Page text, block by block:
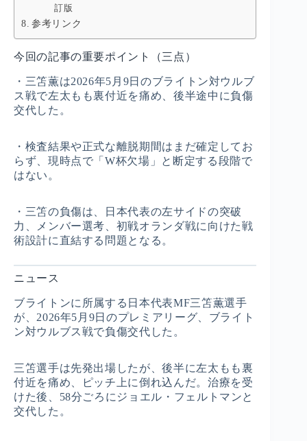
訂版
参考リンク
今回の記事の重要ポイント（三点）
・三笘薫は2026年5月9日のブライトン対ウルブ
ス戦で左太もも裏付近を痛め、後半途中に負傷
交代した。
・検査結果や正式な離脱期間はまだ確定してお
らず、現時点で「W杯欠場」と断定する段階で
はない。
・三笘の負傷は、日本代表の左サイドの突破
力、メンバー選考、初戦オランダ戦に向けた戦
術設計に直結する問題となる。
ニュース
ブライトンに所属する日本代表MF三笘薫選手
が、2026年5月9日のプレミアリーグ、ブライト
ン対ウルブス戦で負傷交代した。
三笘選手は先発出場したが、後半に左太もも裏
付近を痛め、ピッチ上に倒れ込んだ。治療を受
けた後、58分ごろにジョエル・フェルトマンと
交代した。